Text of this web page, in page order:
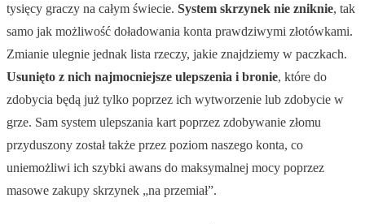
tysięcy graczy na całym świecie. System skrzynek nie zniknie, tak
samo jak możliwość doładowania konta prawdziwymi złotówkami.
Zmianie ulegnie jednak lista rzeczy, jakie znajdziemy w paczkach.
Usunięto z nich najmocniejsze ulepszenia i bronie, które do
zdobycia będą już tylko poprzez ich wytworzenie lub zdobycie w
grze. Sam system ulepszania kart poprzez zdobywanie złomu
przyduszony został także przez poziom naszego konta, co
uniemożliwi ich szybki awans do maksymalnej mocy poprzez
masowe zakupy skrzynek „na przemiał”.